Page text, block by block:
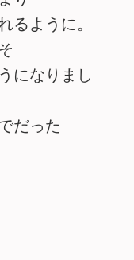
るように。
になりまし
だった